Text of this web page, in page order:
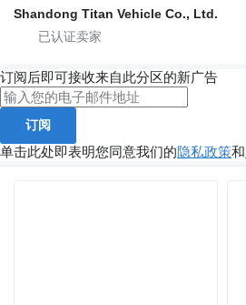
Shandong Titan Vehicle Co., Ltd.
订阅后即可接收来自此分区的新广告
订阅
单击此处即表明您同意我们的隐私政策和